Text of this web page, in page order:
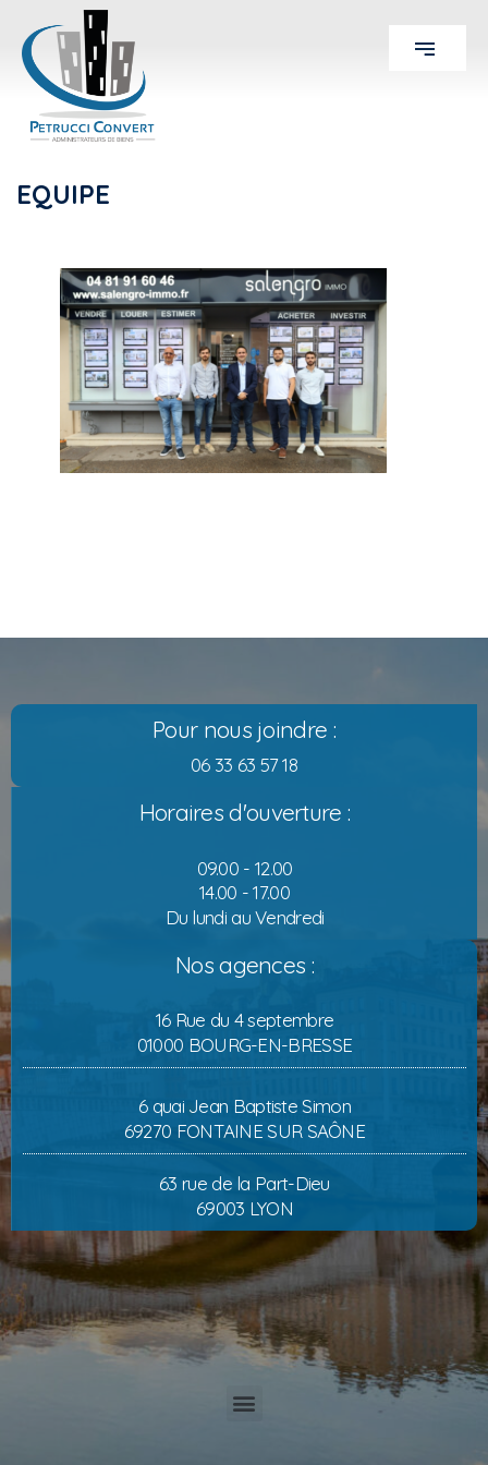
EQUIPE
Pour nous joindre :
06 33 63 57 18
Horaires d'ouverture :
09.00 - 12.00
14.00 - 17.00
Du lundi au Vendredi
Nos agences :
16 Rue du 4 septembre
01000 BOURG-EN-BRESSE
6 quai Jean Baptiste Simon
69270 FONTAINE SUR SAÔNE
63 rue de la Part-Dieu
69003 LYON